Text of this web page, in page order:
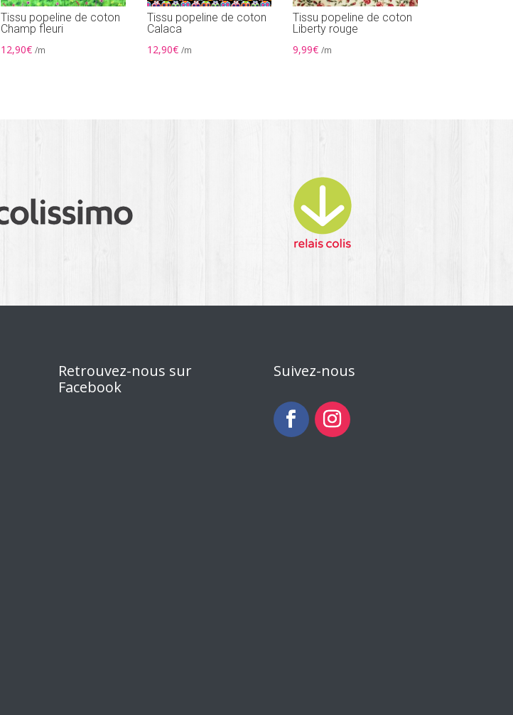
Tissu popeline de coton
Champ fleuri
12,90€ /m
Tissu popeline de coton
Calaca
12,90€ /m
Tissu popeline de coton
Liberty rouge
9,99€ /m
Retrouvez-nous sur
Facebook
Suivez-nous